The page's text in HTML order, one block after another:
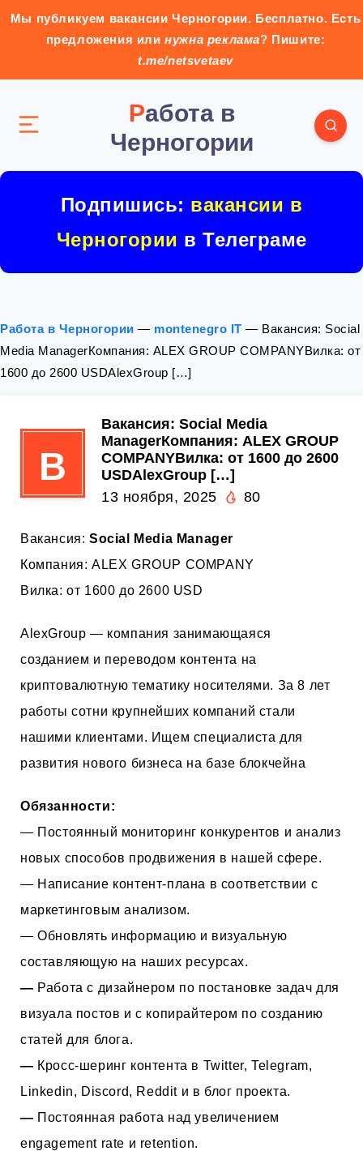
Мы публикуем вакансии Черногории. Бесплатно. Есть
предложения илинужна реклама? Пишите:
t.me/netsvetaev
Работа в
Черногории
Подпишись: вакансии в
Черногории в Телеграме
Работа в Черногории — montenegro IT — Вакансия: Social
Media ManagerКомпания: ALEX GROUP COMPANYВилка: от
1600 до 2600 USDAlexGroup […]
В
Вакансия: Social Media
ManagerКомпания: ALEX GROUP
COMPANYВилка: от 1600 до 2600
USDAlexGroup […]
13 ноября, 2025
80
Вакансия: Social Media Manager
Компания: ALEX GROUP COMPANY
Вилка: от 1600 до 2600 USD
AlexGroup — компания занимающаяся
созданием и переводом контента на
криптовалютную тематику носителями. За 8 лет
работы сотни крупнейших компаний стали
нашими клиентами. Ищем специалиста для
развития нового бизнеса на базе блокчейна
Обязанности:
— Постоянный мониторинг конкурентов и анализ
новых способов продвижения в нашей сфере.
— Написание контент-плана в соответствии с
маркетинговым анализом.
— Обновлять информацию и визуальную
составляющую на наших ресурсах.
— Работа с дизайнером по постановке задач для
визуала постов и с копирайтером по созданию
статей для блога.
— Кросс-шеринг контента в Twitter, Telegram,
Linkedin, Discord, Reddit и в блог проекта.
— Постоянная работа над увеличением
engagement rate и retention.